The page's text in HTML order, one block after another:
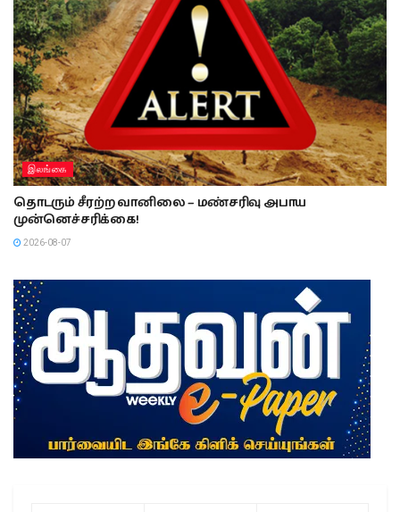
இலங்கை
தொடரும் சீரற்ற வானிலை – மண்சரிவு அபாய
முன்னெச்சரிக்கை!
2026-08-07